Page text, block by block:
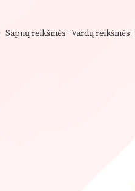
Sapnų reikšmės Vardų reikšmės